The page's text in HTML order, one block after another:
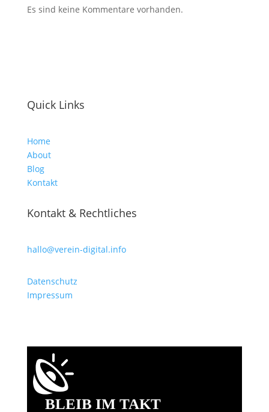
Es sind keine Kommentare vorhanden.
Quick Links
Home
About
Blog
Kontakt
Kontakt & Rechtliches
hallo@verein-digital.info
Datenschutz
Impressum
BLEIB IM TAKT